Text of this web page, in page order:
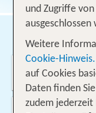
Pauschalferien
Städtereisen
%
Kreuzfahrten
Wo soll es hin
Von wo?
und Zugriffe
ausgeschlossen
Weitere
Cookie-Hinweis.
auf Cookies
Daten finden
zudem jederzeit